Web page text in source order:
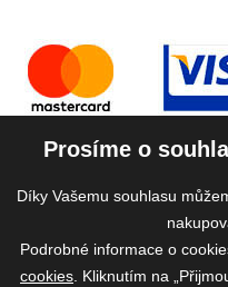
Prosíme o
Díky Vašemu souhlasu
Podrobné informace o
cookies . Kliknutím na